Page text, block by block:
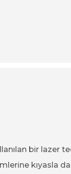
bir lazer
kıyasla